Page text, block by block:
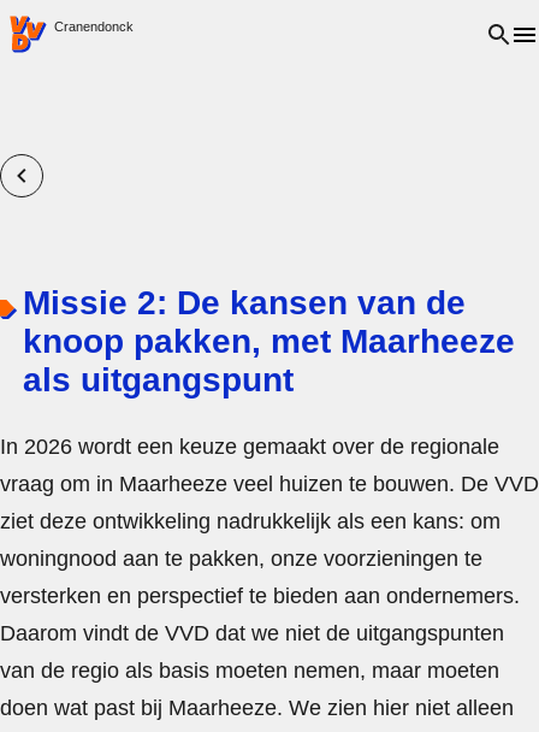
VVD.nl - Ga naar de homepage
Cranendonck Open
Missie 2: De kansen van de
knoop pakken, met Maarheeze
als uitgangspunt
In 2026 wordt een keuze gemaakt over de regionale
vraag om in Maarheeze veel huizen te bouwen. De VVD
ziet deze ontwikkeling nadrukkelijk als een kans: om
woningnood aan te pakken, onze voorzieningen te
versterken en perspectief te bieden aan ondernemers.
Daarom vindt de VVD dat we niet de uitgangspunten
van de regio als basis moeten nemen, maar moeten
doen wat past bij Maarheeze. We zien hier niet alleen